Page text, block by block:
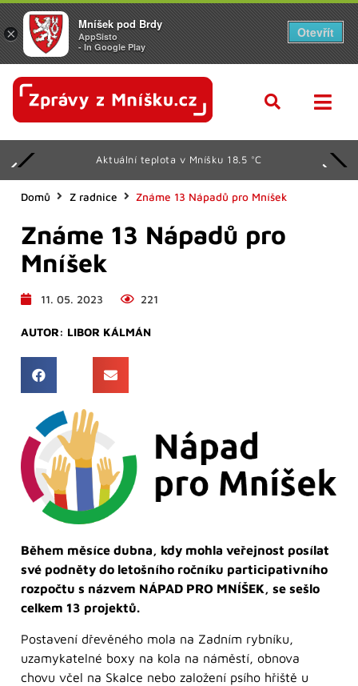
Aktuální teplota v Mníšku 18.5 °C
Domů Z radnice Známe 13 Nápadů pro Mníšek
Známe 13 Nápadů pro
Mníšek
11. 05. 2023 221
AUTOR: LIBOR KÁLMÁN
Během měsíce dubna, kdy mohla veřejnost posílat
své podněty do letošního ročníku participativního
rozpočtu s názvem NÁPAD PRO MNÍŠEK, se sešlo
celkem 13 projektů.
Postavení dřevěného mola na Zadním rybníku,
uzamykatelné boxy na kola na náměstí, obnova
chovu včel na Skalce nebo založení psího hřiště u
×
Mníšek pod Brdy
AppSisto
- In Google Play
Otevřít